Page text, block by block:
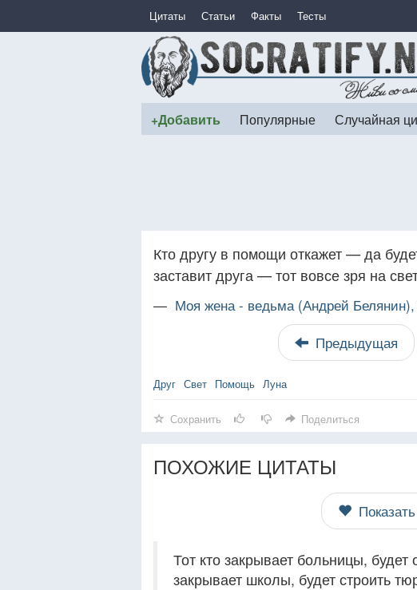
Цитаты Статьи Факты Тесты
+Добавить Популярные Случайная
Кто другу в помощи откажет — да
заставит друга — тот вовсе зря на
— Моя жена - ведьма (Андрей Белянин),
Предыдущая
Друг Свет Помощь Луна
Сохранить Поделиться
ПОХОЖИЕ ЦИТАТЫ
Тот кто закрывает больницы,
закрывает школы, будет строить